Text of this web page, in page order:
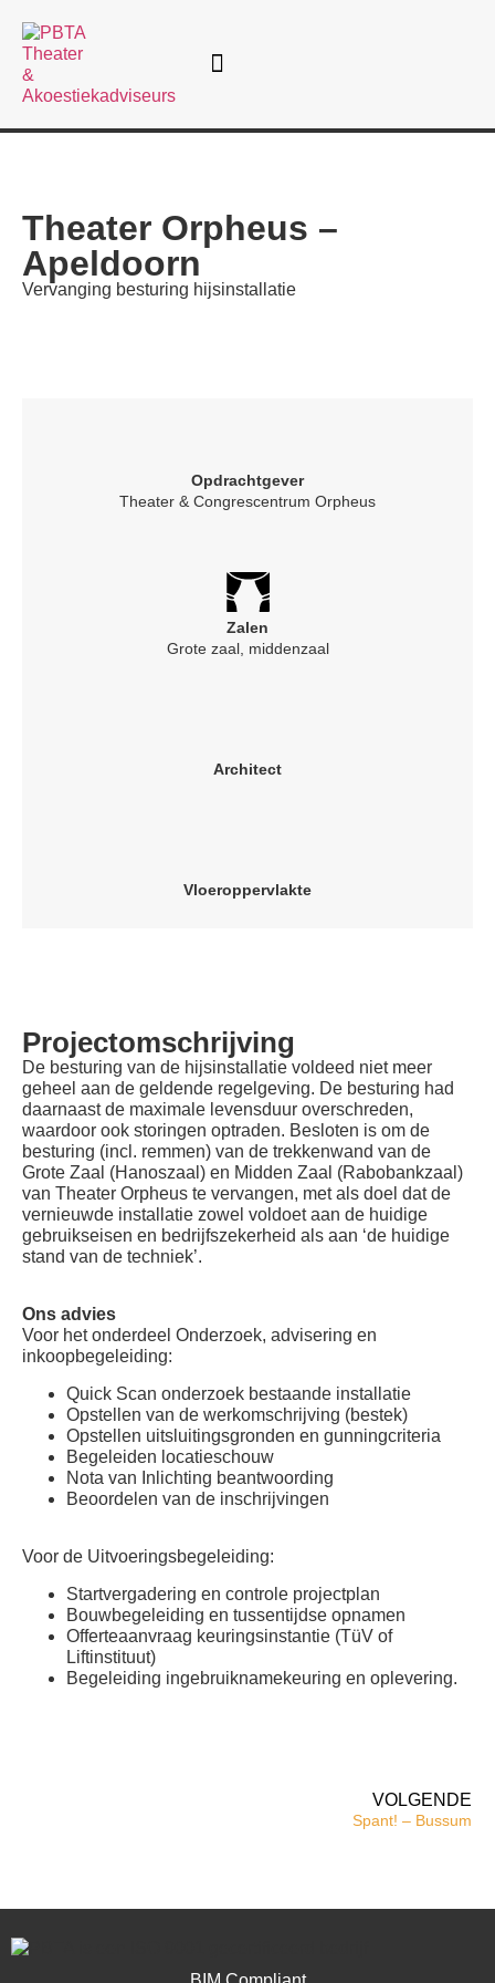
Theater Orpheus –
Apeldoorn
Vervanging besturing hijsinstallatie
Opdrachtgever
Theater & Congrescentrum Orpheus
Zalen
Grote zaal, middenzaal
Architect
Vloeroppervlakte
Projectomschrijving
De besturing van de hijsinstallatie voldeed niet meer
geheel aan de geldende regelgeving. De besturing had
daarnaast de maximale levensduur overschreden,
waardoor ook storingen optraden. Besloten is om de
besturing (incl. remmen) van de trekkenwand van de
Grote Zaal (Hanoszaal) en Midden Zaal (Rabobankzaal)
van Theater Orpheus te vervangen, met als doel dat de
vernieuwde installatie zowel voldoet aan de huidige
gebruikseisen en bedrijfszekerheid als aan ‘de huidige
stand van de techniek’.
Ons advies
Voor het onderdeel Onderzoek, advisering en
inkoopbegeleiding:
Quick Scan onderzoek bestaande installatie
Opstellen van de werkomschrijving (bestek)
Opstellen uitsluitingsgronden en gunningcriteria
Begeleiden locatieschouw
Nota van Inlichting beantwoording
Beoordelen van de inschrijvingen
Voor de Uitvoeringsbegeleiding:
Startvergadering en controle projectplan
Bouwbegeleiding en tussentijdse opnamen
Offerteaanvraag keuringsinstantie (TüV of
Liftinstituut)
Begeleiding ingebruiknamekeuring en oplevering.
VOLGENDE
Spant! – Bussum